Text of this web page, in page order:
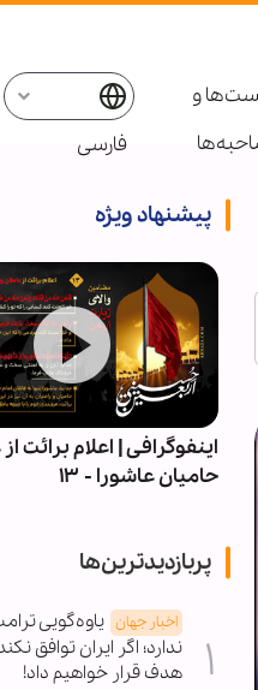
و
فارسی
پیشنهاد ویژه
اینفوگرافی | اعلام برائت
حامیان عاشورا - ۱۳
پربازدیدترین‌ها
اخبار جهان یاوه‌گویی
ندارد؛ اگر ایران توافق
هدف قرار خواهیم داد!